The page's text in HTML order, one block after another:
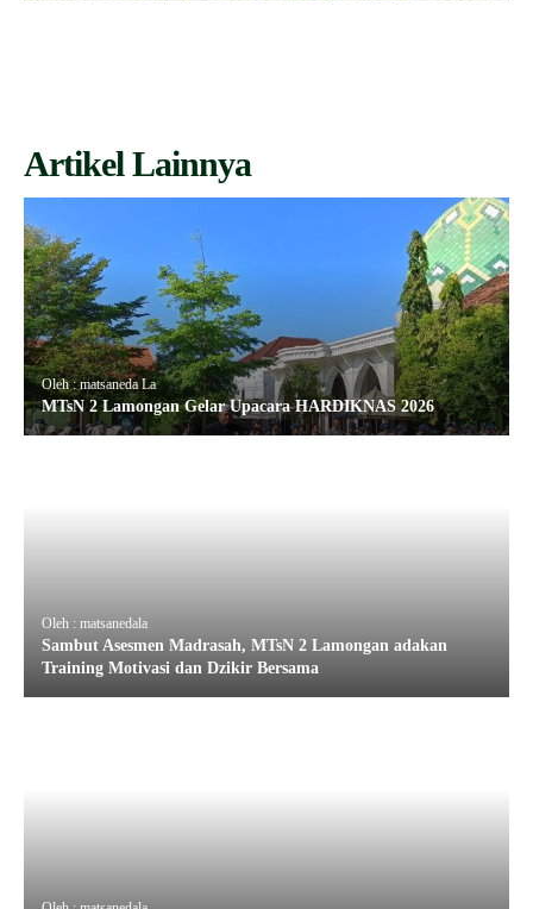
Artikel Lainnya
Oleh : matsaneda La
MTsN 2 Lamongan Gelar Upacara HARDIKNAS 2026
Oleh : matsanedala
Sambut Asesmen Madrasah, MTsN 2 Lamongan adakan
Training Motivasi dan Dzikir Bersama